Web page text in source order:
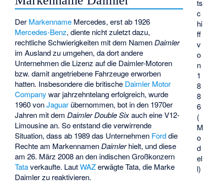
ts
c
hi
ff
v
o
n
1
8
8
6
(
M
o
d
el
l)
Der Markenname Mercedes, erst ab 1926
Mercedes-Benz, diente nicht zuletzt dazu,
rechtliche Schwierigkeiten mit dem NamenDaimler
im Ausland zu umgehen, da dort andere
Unternehmen die Lizenz auf die Daimler-Motoren
bzw. damit angetriebene Fahrzeuge erworben
hatten. Insbesondere die britische Daimler Motor
Company war jahrzehntelang erfolgreich, wurde
1960 vonJaguar übernommen, bot in den 1970er
Jahren mit demDaimler Double Sixauch eine V12-
Limousine an. So entstand die verwirrende
Situation, dass ab 1989 das Unternehmen Forddie
Rechte am MarkennamenDaimlerhielt, und diese
am 26. März 2008 an den indischen Großkonzern
Tataverkaufte. LautWAZerwägte Tata, die Marke
Daimler zu reaktivieren.